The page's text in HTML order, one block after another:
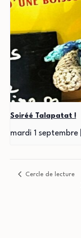
Soiréé Talapatat !
mardi 1 septembre
Cercle de lecture